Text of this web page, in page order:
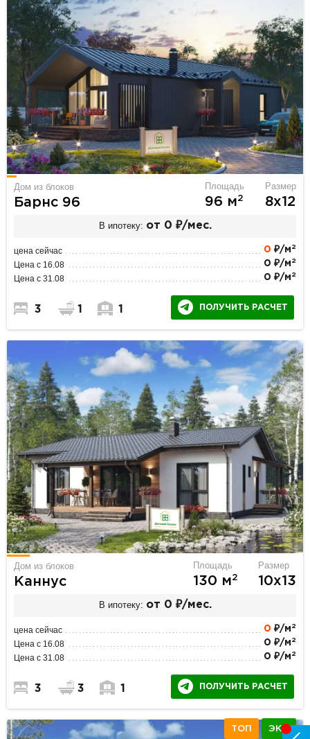
Дом из блоков
Барнс 96
Площадь
96 м2
Размер
8х12
В ипотеку: от 0 ₽/мес.
цена сейчас 0 ₽/м 2
Цена с 16.08 0 ₽/м 2
Цена с 31.08 0 ₽/м 2
3 1 1 ПОЛУЧИТЬ РАСЧЕТ
Дом из блоков
Каннус
Площадь
130 м2
Размер
10х13
В ипотеку: от 0 ₽/мес.
цена сейчас 0 ₽/м 2
Цена с 16.08 0 ₽/м 2
Цена с 31.08 0 ₽/м 2
3 3 1 ПОЛУЧИТЬ РАСЧЕТ
ТОП ЭКО